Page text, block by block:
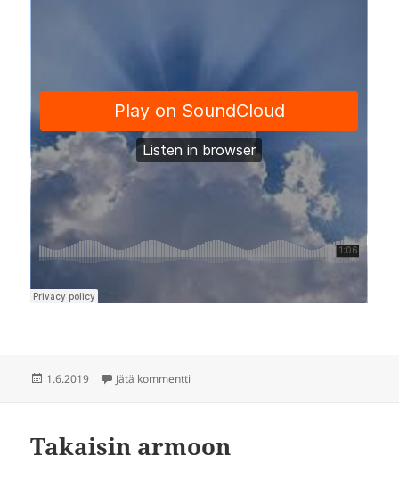
Julkaistu
1.6.2019 Jätä kommentti
Takaisin armoon